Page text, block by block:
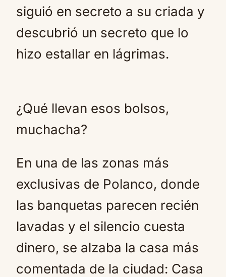
siguió en secreto a su criada y
descubrió un secreto que lo
hizo estallar en lágrimas.
¿Qué llevan esos bolsos,
muchacha?
En una de las zonas más
exclusivas de Polanco, donde
las banquetas parecen recién
lavadas y el silencio cuesta
dinero, se alzaba la casa más
comentada de la ciudad: Casa